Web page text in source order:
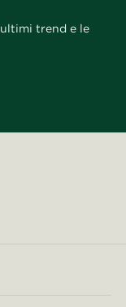
trend e le